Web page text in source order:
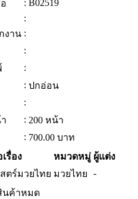
: B02519
:
งาน :
:
:
: ปกอ่อน
:
: 200 หน้า
: 700.00 บาท
รื่อง
หมวดหมู่ ผู้แต่ง
ตร์มวยไทย มวยไทย
-
นค้าหมด